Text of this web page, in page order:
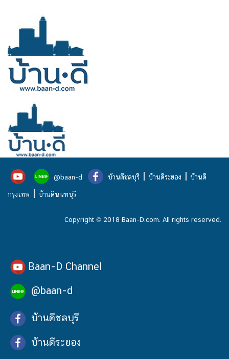
@baan-d บ้านดีชลบุรี | บ้านดีระยอง | บ้านดี
กรุงเทพ | บ้านดีนนทบุรี
Copyright © 2018 Baan-D.com. All rights reserved.
Baan-D Channel
@baan-d
บ้านดีชลบุรี
บ้านดีระยอง